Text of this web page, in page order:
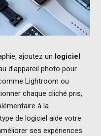
ajoutez un logiciel
d’appareil photo pour
Lightroom ou
chaque cliché pris,
à la
de logiciel aide votre
ses expériences